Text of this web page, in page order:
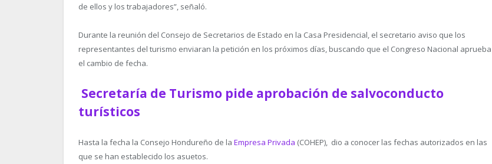
de ellos y los trabajadores”, señaló.
Durante la reunión del Consejo de Secretarios de Estado en la Casa Presidencial, el secretario aviso que los
representantes del turismo enviaran la petición en los próximos días, buscando que el Congreso Nacional aprueba
el cambio de fecha.
Secretaría de Turismo pide aprobación de salvoconducto
turísticos
Hasta la fecha la Consejo Hondureño de la Empresa Privada (COHEP), dio a conocer las fechas autorizados en las
que se han establecido los asuetos.